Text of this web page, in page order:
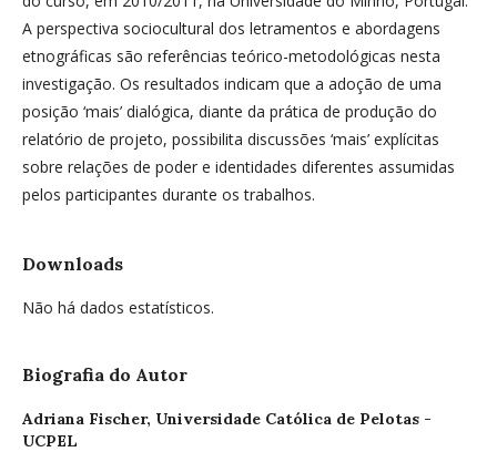
A perspectiva sociocultural dos letramentos e abordagens
etnográficas são referências teórico-metodológicas nesta
investigação. Os resultados indicam que a adoção de uma
posição ‘mais’ dialógica, diante da prática de produção do
relatório de projeto, possibilita discussões ‘mais’ explícitas
sobre relações de poder e identidades diferentes assumidas
pelos participantes durante os trabalhos.
Downloads
Não há dados estatísticos.
Biografia do Autor
Adriana Fischer, Universidade Católica de Pelotas -
UCPEL